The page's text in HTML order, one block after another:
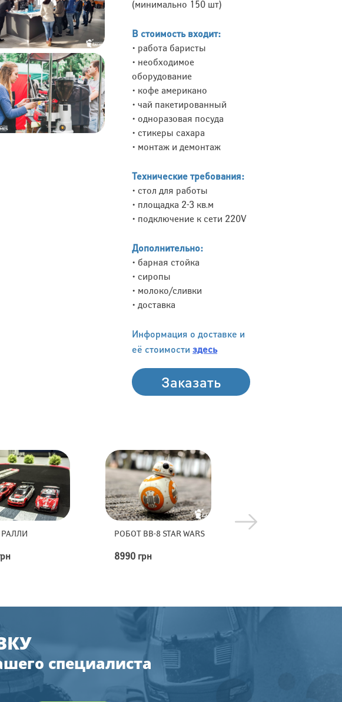
(минимально 150 шт)
В стоимость входит:
• работа баристы
• необходимое
оборудование
• кофе американо
• чай пакетированный
• одноразовая посуда
• стикеры сахара
• монтаж и демонтаж
Технические требования:
• стол для работы
• площадка 2-3 кв.м
• подключение к сети 220V
Дополнительно:
• барная стойка
• сиропы
• молоко/сливки
• доставка
Информация о доставке и
её стоимости здесь
Заказать
РАЛЛИ РОБОТ BB-8 STAR WARS
8990 грн
специалиста